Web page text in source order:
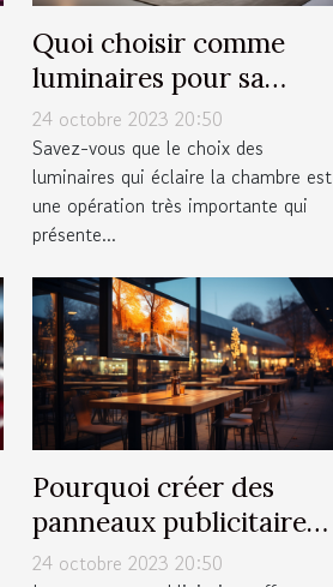
Quoi choisir comme
luminaires pour sa
chambre ?
24 octobre 2023 20:50
Savez-vous que le choix des
luminaires qui éclaire la chambre est
une opération très importante qui
présente...
Pourquoi créer des
panneaux publicitaires
pour votre entreprise ?
24 octobre 2023 20:50